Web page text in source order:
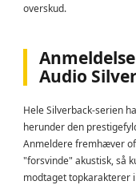
overskud.
Audio
Hele Silverback-serien
herunder den
Anmeldere fremhæver
"forsvinde" akustisk, så
modtaget topkarakterer